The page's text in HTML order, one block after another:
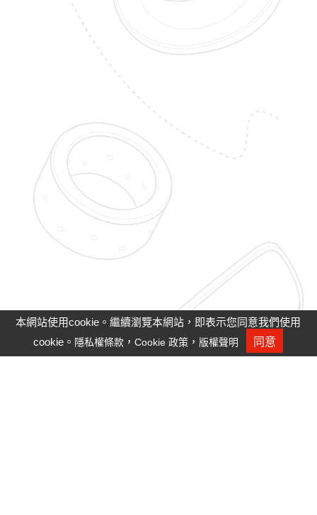
人才招募
本網站使用cookie。繼續瀏覽本網站，即表示您同意我們使用
cookie。 隱私權條款 ，Cookie 政策 ， 版權聲明 同意